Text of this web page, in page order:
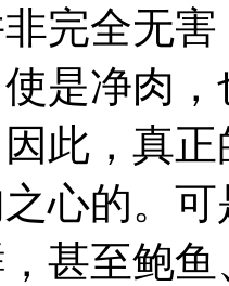
完全无
是净肉
此，真
心的。
甚至鲍